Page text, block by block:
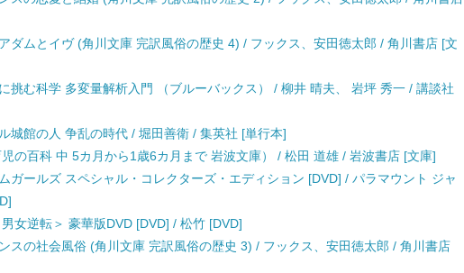
ダムとイヴ (角川文庫 完訳風俗の歴史 4) / フックス、安田徳太郎 / 角川書店 [文
挑む科学 多変量解析入門 （ブルーバックス） / 柳井 晴夫、 岩坪 秀一 / 講談社
城館の人 争乱の時代 / 堀田善衛 / 集英社 [単行本]
の百科 中 5カ月から1歳6カ月まで 岩波文庫） / 松田 道雄 / 岩波書店 [文庫]
ガールズ スペシャル・コレクターズ・エディション [DVD] / パラマウント ジャ
女逆転＞ 豪華版DVD [DVD] / 松竹 [DVD]
スの社会風俗 (角川文庫 完訳風俗の歴史 3) / フックス、安田徳太郎 / 角川書店